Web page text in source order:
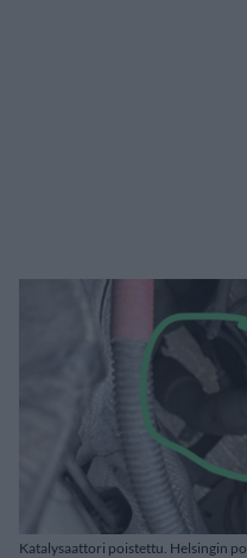
Katalysaattori poistettu. Helsingin